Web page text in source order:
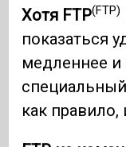
Хотя FTP(FTP)
показаться
медленнее
специальный
как